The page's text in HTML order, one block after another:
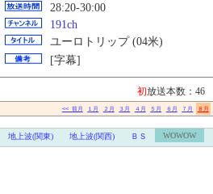
28:20-30:00
191ch
ユーロトリップ (04米)
[字幕]
初放送本数：46
<< 前月 １月 ２月 ３月 ４月 ５月 ６月 ７月 ８月
地上波(関東) 地上波(関西) ＢＳ WOWOW